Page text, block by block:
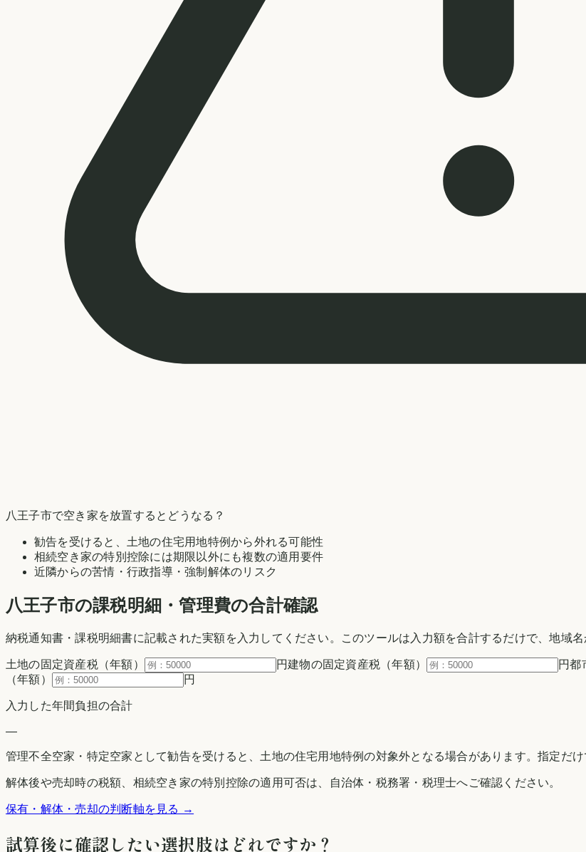
八王子市で空き家を放置するとどうなる？
勧告を受けると、土地の住宅用地特例から外れる可能性
相続空き家の特別控除には期限以外にも複数の適用要件
近隣からの苦情・行政指導・強制解体のリスク
八王子市の課税明細・管理費の合計確認
納税通知書・課税明細書に記載された実額を入力してください。このツールは入力額を合計するだけで、地域名
土地の固定資産税（年額） 円建物の固定資産税（年額） 円都
（年額）
円
入力した年間負担の合計
—
管理不全空家・特定空家として勧告を受けると、土地の住宅用地特例の対象外となる場合があります。指定だ
解体後や売却時の税額、相続空き家の特別控除の適用可否は、自治体・税務署・税理士へご確認ください。
保有・解体・売却の判断軸を見る →
試算後に確認したい選択肢はどれですか？